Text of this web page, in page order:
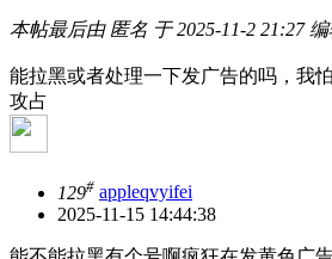
本帖最后由 匿名 于 2025-11-2 21:27
能拉黑或者处理一下发广告的吗，我
攻占
129# appleqvyifei
2025-11-15 14:44:38